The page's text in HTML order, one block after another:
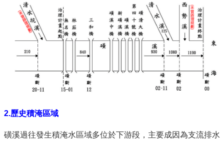
2.歷史積淹區域
磺溪過往發生積淹水區域多位於下游段，主要成因為支流排水